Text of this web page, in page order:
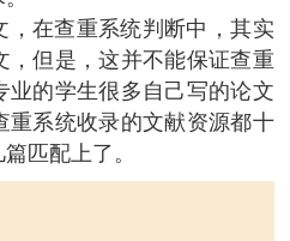
，在查重系统判断中，其实
，但是，这并不能保证查重
业的学生很多自己写的论文
重系统收录的文献资源都十
匹配上了。